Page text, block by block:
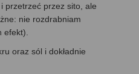
przetrzeć przez sito, ale
nie rozdrabniam
efekt).
oraz sól i dokładnie